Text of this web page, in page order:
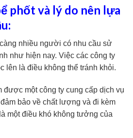
phốt và lý do nên lựa
nhiều người có nhu cầu sử
như hiện nay. Việc các công ty
lên là điều không thể tránh khỏi.
được một công ty cung cấp dịch vụ
bảo về chất lượng và đi kèm
một điều khó không tưởng của